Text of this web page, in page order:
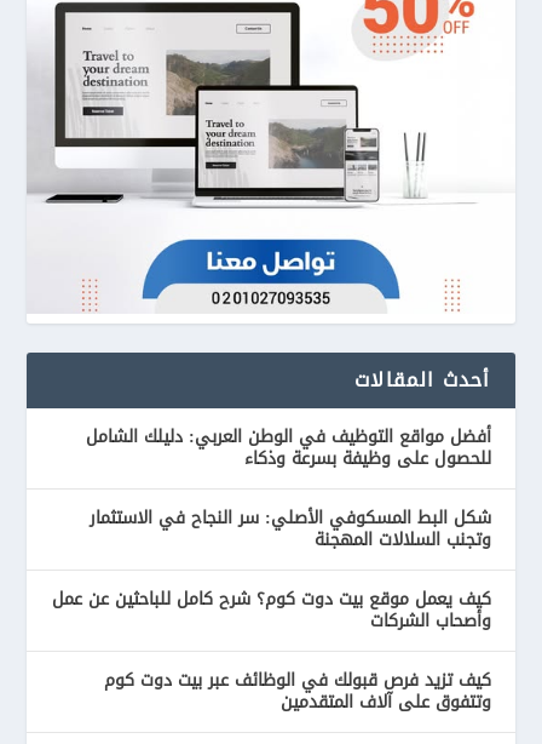
أحدث المقالات
أفضل مواقع التوظيف في الوطن العربي: دليلك الشامل
للحصول على وظيفة بسرعة وذكاء
شكل البط المسكوفي الأصلي: سر النجاح في الاستثمار
وتجنب السلالات المهجنة
كيف يعمل موقع بيت دوت كوم؟ شرح كامل للباحثين عن عمل
وأصحاب الشركات
كيف تزيد فرص قبولك في الوظائف عبر بيت دوت كوم
وتتفوق على آلاف المتقدمين